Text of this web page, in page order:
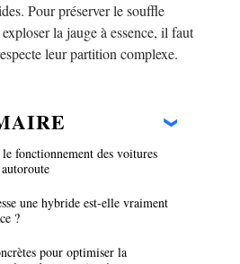
Pour préserver le souffle
la jauge à essence, il faut
leur partition complexe.
fonctionnement des voitures
une hybride est-elle vraiment
?
pour optimiser la